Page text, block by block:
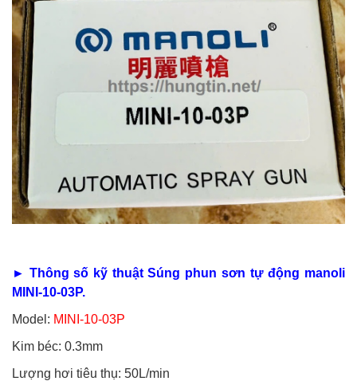
► Thông số kỹ thuật Súng phun sơn tự động manoli
MINI-10-03P.
Model: MINI-10-03P
Kim béc: 0.3mm
Lượng hơi tiêu thụ: 50L/min